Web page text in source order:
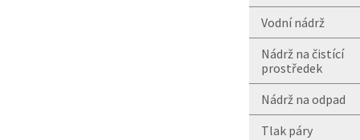
Vodní nádrž
Nádrž na čistící
prostředek
Nádrž na odpad
Tlak páry